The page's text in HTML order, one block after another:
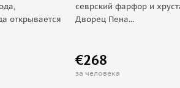
открывается
севрский фарфор и
Дворец Пена...
€268
за человека